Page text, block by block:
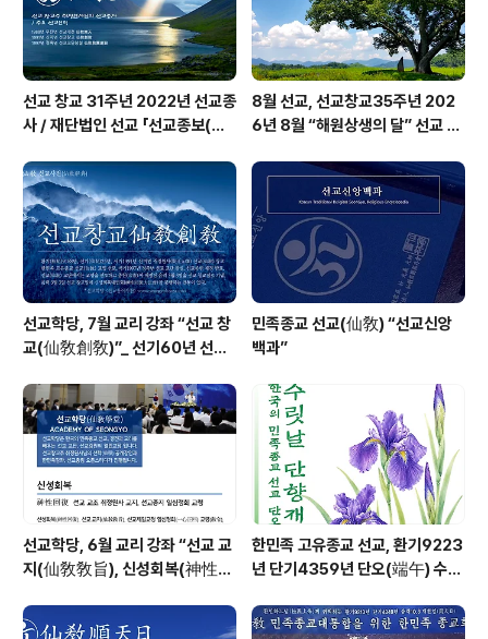
선교 창교 31주년 2022년 선교종
사 / 재단법인 선교 「선교종보(仙
8월 선교, 선교창교35주년 202
6년 8월 “해원상생의 달” 선교 법
선교학당, 7월 교리 강좌 “선교 창
교(仙敎創敎)”_ 선기60년 선교
민족종교 선교(仙敎) “선교신앙
백과”
선교학당, 6월 교리 강좌 “선교 교
지(仙敎敎旨), 신성회복(神性回
열린학당
한민족 고유종교 선교, 환기9223
년 단기4359년 단오(端午) 수릿
사님 신성교화법문